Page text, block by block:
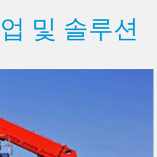
및 솔루션